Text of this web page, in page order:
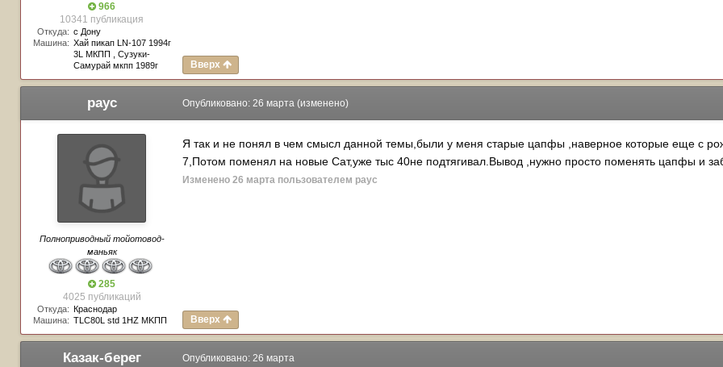
966
10341 публикация
Откуда: с Дону
Машина: Хай пикап LN-107 1994г
3L МКПП , Сузуки-
Самурай мкпп 1989г
Вверх
payc
Полноприводный тойотовод-
маньяк
285
4025 публикаций
Откуда: Краснодар
Машина: TLC80L std 1HZ MKПП
Опубликовано: 26 марта (изменено)
Я так и не понял в чем смысл данной темы,были у меня старые цапфы ,наверное которые еще с
7,Потом поменял на новые Сат,уже тыс 40не подтягивал.Вывод ,нужно просто поменять цапфы и
Изменено 26 марта пользователем payc
Вверх
Казак-берег Опубликовано: 26 марта